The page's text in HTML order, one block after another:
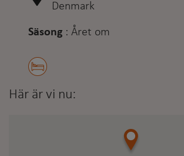
Denmark
Säsong : Året om
Här är vi nu: